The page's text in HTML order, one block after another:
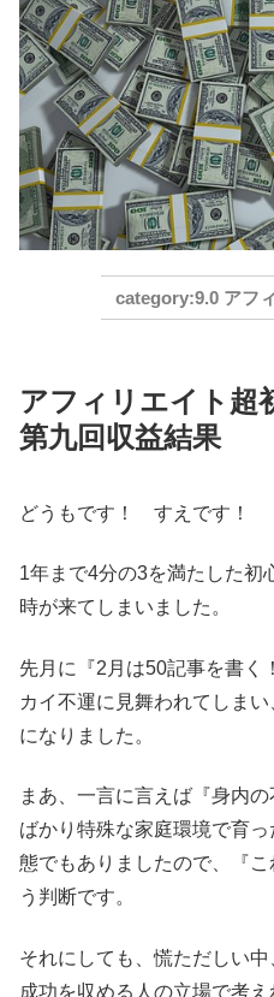
9.0 アフィ
アフィリエイト超
第九回収益結果
どうもです！ すえです！
1年まで4分の3を満たした初
時が来てしまいました。
先月に『2月は50記事を書く
カイ不運に見舞われてしま
になりました。
まあ、一言に言えば『身内
ばかり特殊な家庭環境で育
態でもありましたので、『
う判断です。
それにしても、慌ただしい中
成功を収める人の立場で考え